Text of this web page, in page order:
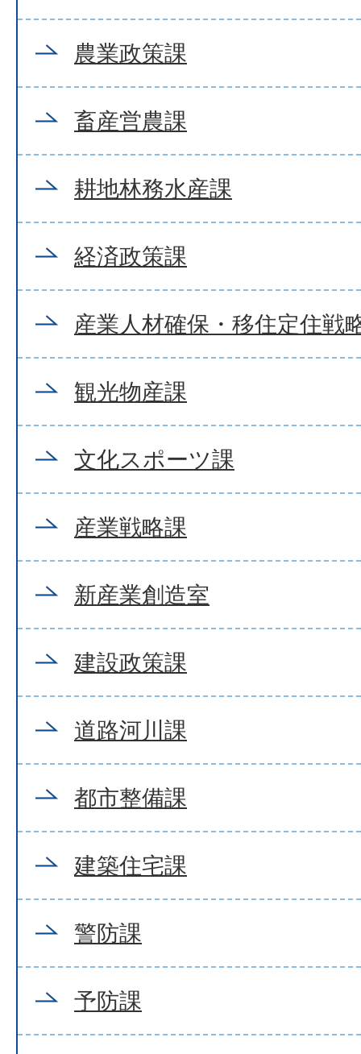
農業政策課
畜産営農課
耕地林務水産課
経済政策課
産業人材確保・移住定住戦
観光物産課
文化スポーツ課
産業戦略課
新産業創造室
建設政策課
道路河川課
都市整備課
建築住宅課
警防課
予防課